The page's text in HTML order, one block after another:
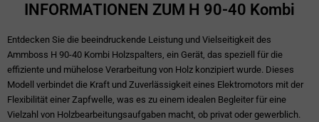
INFORMATIONEN ZUM H 90-40 Kombi
Entdecken Sie die beeindruckende Leistung und Vielseitigkeit des
Ammboss H 90-40 Kombi Holzspalters, ein Gerät, das speziell für die
effiziente und mühelose Verarbeitung von Holz konzipiert wurde. Dieses
Modell verbindet die Kraft und Zuverlässigkeit eines Elektromotors mit der
Flexibilität einer Zapfwelle, was es zu einem idealen Begleiter für eine
Vielzahl von Holzbearbeitungsaufgaben macht, ob privat oder gewerblich.